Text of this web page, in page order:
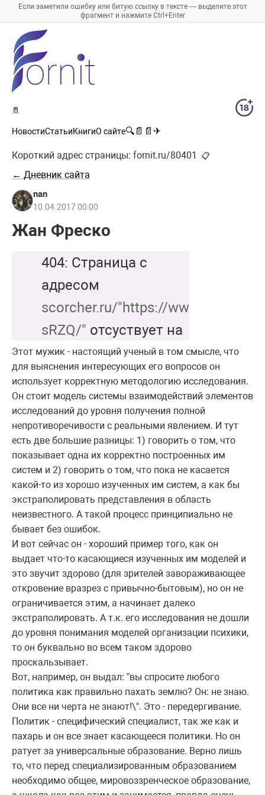
Если заметили ошибку или битую ссылку в тексте — выделите этот
фрагмент и нажмите Ctrl+Enter
🚪
НовостиСтатьиКнигиО сайте🔍 📄 📄 ✈
Короткий адрес страницы: fornit.ru/80401 📋
← Дневник сайта
nan
10.04.2017 00:00
Жан Фреско
Этот мужик - настоящий ученый в том смысле, что
для выяснения интересующих его вопросов он
использует корректную методологию исследования.
Он стоит модель системы взаимодействий элементов
исследований до уровня получения полной
непротиворечивости с реальными явлением. И тут
есть две большие разницы: 1) говорить о том, что
показывает одна их корректно построенных им
систем и 2) говорить о том, что пока не касается
какой-то из хорошо изученных им систем, а как бы
экстраполировать представления в область
неизвестного. А такой процесс принципиально не
бывает без ошибок.
И вот сейчас он - хороший пример того, как он
выдает что-то касающиеся изученных им моделей и
это звучит здорово (для зрителей завораживающее
откровение вразрез с привычно-бытовым), но он не
ограничивается этим, а начинает далеко
экстраполировать. А т.к. его исследования не дошли
до уровня понимания моделей организации психики,
то он буквально во всем таком здорово
проскальзывает.
Вот, например, он выдал: ”вы спросите любого
политика как правильно пахать землю? Он: не знаю.
Они все ни черта не знают!\". Это - передергивание.
Политик - специфический специалист, так же как и
пахарь и он все знает касающееся политики. Но он
ратует за универсальные образование. Верно лишь
то, что перед специализированным образованием
необходимо общее, мировоззренческое образование,